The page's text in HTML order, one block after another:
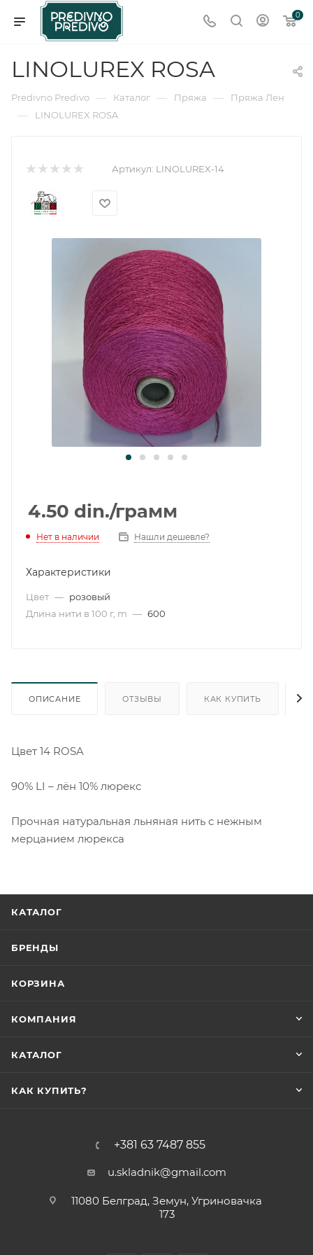
0
LINOLUREX ROSA
Predivno Predivo — Каталог — Пряжа — Пряжа Лен
— LINOLUREX ROSA
Артикул: LINOLUREX-14
4.50 din./грамм
Нет в наличии Нашли дешевле?
Характеристики
Цвет — розовый
Длина нити в 100 г, m — 600
ОПИСАНИЕ ОТЗЫВЫ КАК КУПИТЬ
Цвет 14 ROSA
90% LI – лён 10% люрекс
Прочная натуральная льняная нить с нежным
мерцанием люрекса
КАТАЛОГ
БРЕНДЫ
КОРЗИНА
КОМПАНИЯ
КАТАЛОГ
КАК КУПИТЬ?
+381 63 7487 855
u.skladnik@gmail.com
11080 Белград, Земун, Угриновачка
173